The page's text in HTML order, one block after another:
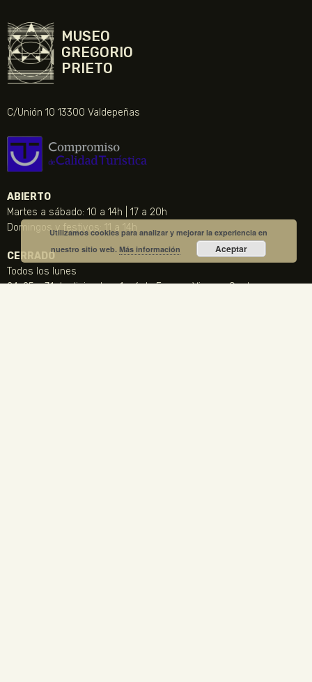
MUSEO
GREGORIO
PRIETO
C/Unión 10 13300 Valdepeñas
ABIERTO
Martes a sábado: 10 a 14h | 17 a 20h
Domingos y festivos: 11 a 14h
CERRADO
Todos los lunes
24, 25 y 31 de diciembre, 1 y 6 de Enero y Viernes Santo
Utilizamos cookies para analizar y mejorar la experiencia en
nuestro sitio web.Más información Aceptar